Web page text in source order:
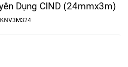
Dụng CIND (24mmx3m)